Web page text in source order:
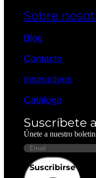
Sobre
Blog
Contacto
Instructivos
Catálogo
Suscríbete
Únete a nuestro
Suscribirse